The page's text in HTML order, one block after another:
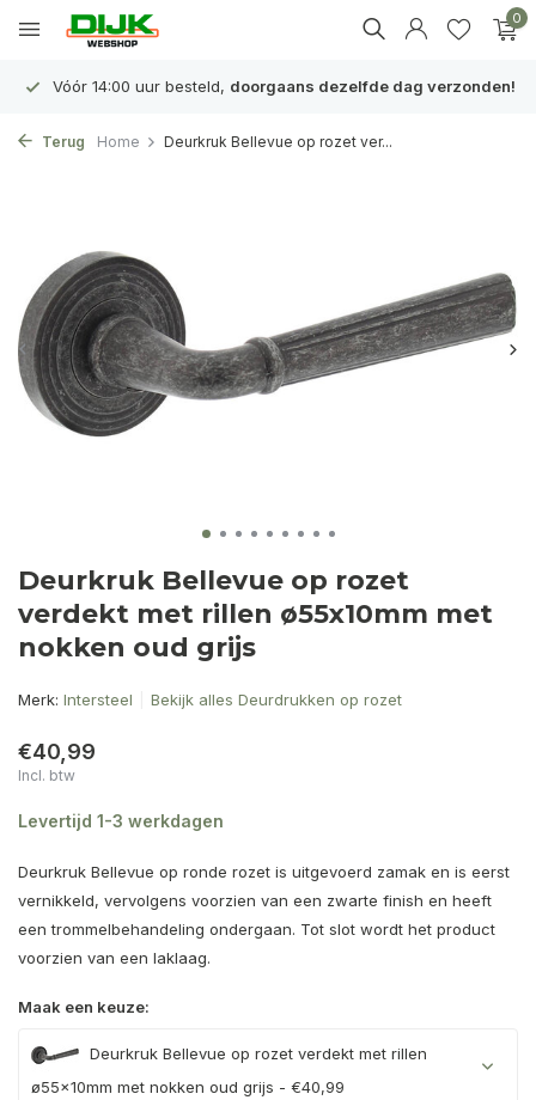
0
Vóór 14:00 uur besteld, doorgaans dezelfde dag verzonden!
Terug Home Deurkruk Bellevue op rozet ver...
Deurkruk Bellevue op rozet
verdekt met rillen ø55x10mm met
nokken oud grijs
Merk: Intersteel Bekijk alles Deurdrukken op rozet
€40,99
Incl. btw
Levertijd 1-3 werkdagen
Deurkruk Bellevue op ronde rozet is uitgevoerd zamak en is eerst
vernikkeld, vervolgens voorzien van een zwarte finish en heeft
een trommelbehandeling ondergaan. Tot slot wordt het product
voorzien van een laklaag.
Maak een keuze:
Deurkruk Bellevue op rozet verdekt met rillen
ø55x10mm met nokken oud grijs - €40,99